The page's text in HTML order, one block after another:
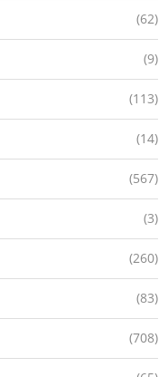
(62)
(9)
(113)
(14)
(567)
(3)
(260)
(83)
(708)